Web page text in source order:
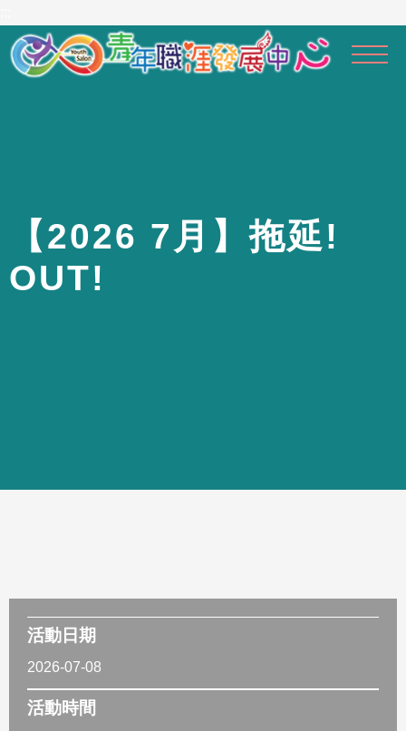
主
要
【 2026 7 月 】拖延!
OUT!
活動日期
2026-07-08
活動時間